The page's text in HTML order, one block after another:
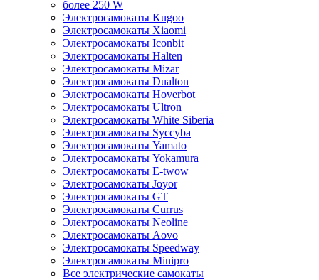
более 250 W
Электросамокаты Kugoo
Электросамокаты Xiaomi
Электросамокаты Iconbit
Электросамокаты Halten
Электросамокаты Mizar
Электросамокаты Dualton
Электросамокаты Hoverbot
Электросамокаты Ultron
Электросамокаты White Siberia
Электросамокаты Syccyba
Электросамокаты Yamato
Электросамокаты Yokamura
Электросамокаты E-twow
Электросамокаты Joyor
Электросамокаты GT
Электросамокаты Currus
Электросамокаты Neoline
Электросамокаты Aovo
Электросамокаты Speedway
Электросамокаты Minipro
Все электрические самокаты